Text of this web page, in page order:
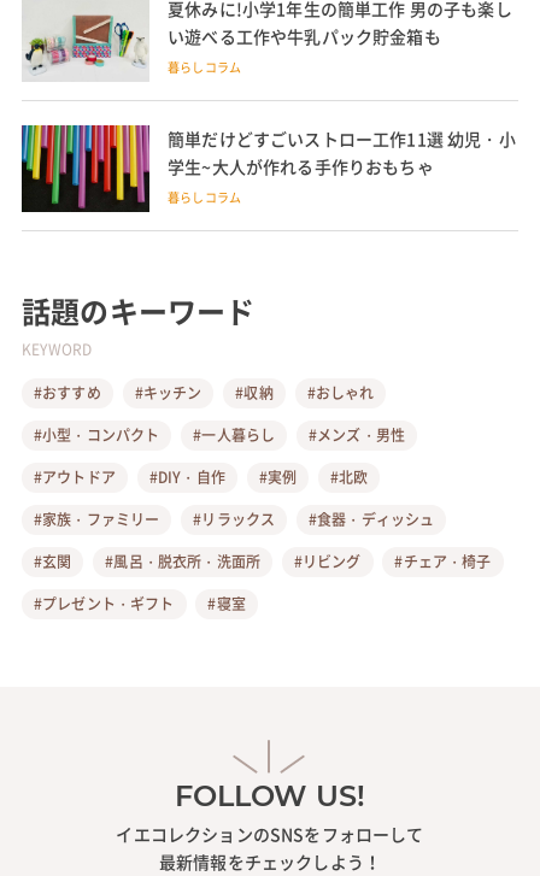
夏休みに!小学1年生の簡単工作 男の子も楽し
い遊べる工作や牛乳パック貯金箱も
暮らしコラム
簡単だけどすごいストロー工作11選 幼児・小
学生~大人が作れる手作りおもちゃ
暮らしコラム
話題のキーワード
KEYWORD
#おすすめ
#キッチン #収納
#おしゃれ
#小型・コンパクト
#一人暮らし
#メンズ・男性
#アウトドア
#DIY・自作 #実例
#北欧
#家族・ファミリー
#リラックス
#食器・ディッシュ
#玄関
#風呂・脱衣所・洗面所 #リビング
#チェア・椅子
#プレゼント・ギフト
#寝室
FOLLOW US!
イエコレクションのSNSをフォローして
最新情報をチェックしよう！